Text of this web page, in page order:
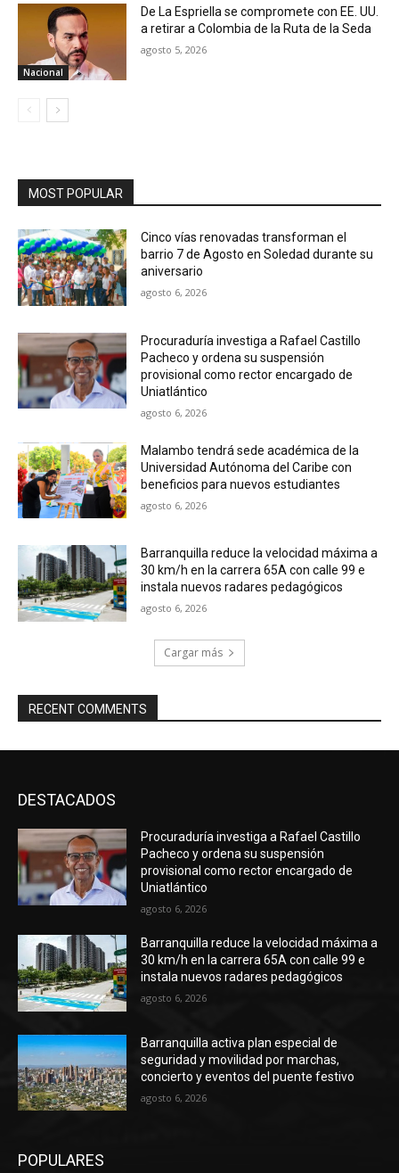
Nacional
De La Espriella se compromete con EE. UU.
a retirar a Colombia de la Ruta de la Seda
agosto 5, 2026
MOST POPULAR
Cinco vías renovadas transforman el
barrio 7 de Agosto en Soledad durante su
aniversario
agosto 6, 2026
Procuraduría investiga a Rafael Castillo
Pacheco y ordena su suspensión
provisional como rector encargado de
Uniatlántico
agosto 6, 2026
Malambo tendrá sede académica de la
Universidad Autónoma del Caribe con
beneficios para nuevos estudiantes
agosto 6, 2026
Barranquilla reduce la velocidad máxima a
30 km/h en la carrera 65A con calle 99 e
instala nuevos radares pedagógicos
agosto 6, 2026
Cargar más
RECENT COMMENTS
DESTACADOS
Procuraduría investiga a Rafael Castillo
Pacheco y ordena su suspensión
provisional como rector encargado de
Uniatlántico
agosto 6, 2026
Barranquilla reduce la velocidad máxima a
30 km/h en la carrera 65A con calle 99 e
instala nuevos radares pedagógicos
agosto 6, 2026
Barranquilla activa plan especial de
seguridad y movilidad por marchas,
concierto y eventos del puente festivo
agosto 6, 2026
POPULARES